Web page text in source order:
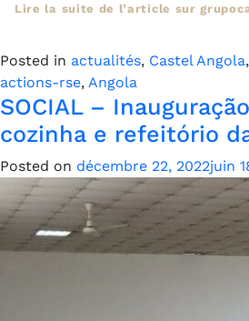
Lire la suite de l’article sur
Posted in actualités, Castel Angola,
actions-rse, Angola
SOCIAL –
cozinha e refeitório
Posted on décembre 22, 2022juin